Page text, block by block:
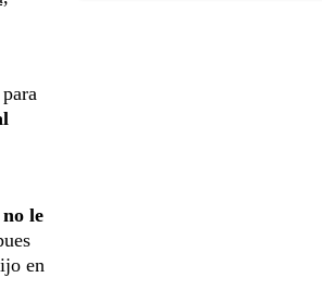
le
en